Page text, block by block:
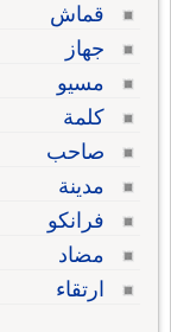
قماش
جهاز
مسيو
كلمة
صاحب
مدينة
فرانكو
مضاد
ارتقاء